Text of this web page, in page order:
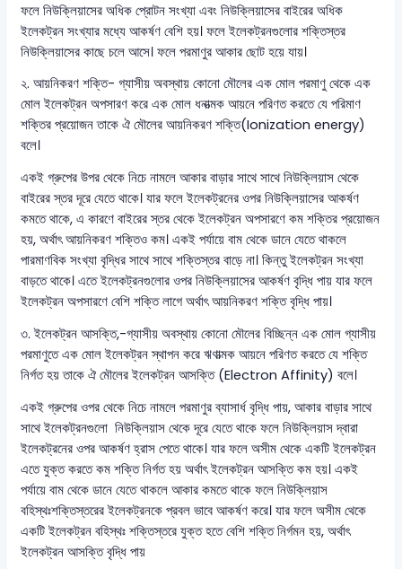
ফলে নিউক্লিয়াসের অধিক প্রোটন সংখ্যা এবং নিউক্লিয়াসের বাইরের অধিক
ইলেকট্রন সংখ্যার মধ্যে আকর্ষণ বেশি হয়। ফলে ইলেকট্রনগুলোর শক্তিস্তর
নিউক্লিয়াসের কাছে চলে আসে। ফলে পরমাণুর আকার ছোট হয়ে যায়।
২. আয়নিকরণ শক্তি- গ্যাসীয় অবস্থায় কোনো মৌলের এক মোল পরমাণু থেকে এক
মোল ইলেকট্রন অপসারণ করে এক মোল ধনাত্মক আয়নে পরিণত করতে যে পরিমাণ
শক্তির প্রয়োজন তাকে ঐ মৌলের আয়নিকরণ শক্তি(Ionization energy)
বলে।
একই গ্রুপের উপর থেকে নিচে নামলে আকার বাড়ার সাথে সাথে নিউক্লিয়াস থেকে
বাইরের স্তর দূরে যেতে থাকে। যার ফলে ইলেকট্রনের ওপর নিউক্লিয়াসের আকর্ষণ
কমতে থাকে, এ কারণে বাইরের স্তর থেকে ইলেকট্রন অপসারণে কম শক্তির প্রয়োজন
হয়, অর্থাৎ আয়নিকরণ শক্তিও কম। একই পর্যায়ে বাম থেকে ডানে যেতে থাকলে
পারমাণবিক সংখ্যা বৃদ্ধির সাথে সাথে শক্তিস্তর বাড়ে না। কিন্তু ইলেকট্রন সংখ্যা
বাড়তে থাকে। এতে ইলেকট্রনগুলোর ওপর নিউক্লিয়াসের আকর্ষণ বৃদ্ধি পায় যার ফলে
ইলেকট্রন অপসারণে বেশি শক্তি লাগে অর্থাৎ আয়নিকরণ শক্তি বৃদ্ধি পায়।
৩. ইলেকট্রন আসক্তি,-গ্যাসীয় অবস্থায় কোনো মৌলের বিচ্ছিন্ন এক মোল গ্যাসীয়
পরমাণুতে এক মোল ইলেকট্রন স্থাপন করে ঋণাত্মক আয়নে পরিণত করতে যে শক্তি
নির্গত হয় তাকে ঐ মৌলের ইলেকট্রন আসক্তি (Electron Affinity) বলে।
একই গ্রুপের ওপর থেকে নিচে নামলে পরমাণুর ব্যাসার্ধ বৃদ্ধি পায়, আকার বাড়ার সাথে
সাথে ইলেকট্রনগুলো নিউক্লিয়াস থেকে দূরে যেতে থাকে ফলে নিউক্লিয়াস দ্বারা
ইলেকট্রনের ওপর আকর্ষণ হ্রাস পেতে থাকে। যার ফলে অসীম থেকে একটি ইলেকট্রন
এতে যুক্ত করতে কম শক্তি নির্গত হয় অর্থাৎ ইলেকট্রন আসক্তি কম হয়। একই
পর্যায়ে বাম থেকে ডানে যেতে থাকলে আকার কমতে থাকে ফলে নিউক্লিয়াস
বহিস্থঃশক্তিস্তরের ইলেকট্রনকে প্রবল ভাবে আকর্ষণ করে। যার ফলে অসীম থেকে
একটি ইলেকট্রন বহিস্থঃ শক্তিস্তরে যুক্ত হতে বেশি শক্তি নির্গমন হয়, অর্থাৎ
ইলেকট্রন আসক্তি বৃদ্ধি পায়